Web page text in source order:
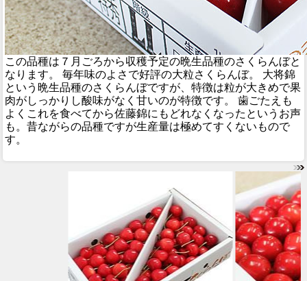
この品種は７月ごろから収穫予定の晩生品種のさくらんぼと
なります。 毎年味のよさで好評の大粒さくらんぼ。 大将錦
という晩生品種のさくらんぼですが、特徴は粒が大きめで果
肉がしっかりし酸味がなく甘いのが特徴です。 歯ごたえも
よくこれを食べてから佐藤錦にもどれなくなったというお声
も。昔ながらの品種ですが生産量は極めてすくないもので
す。